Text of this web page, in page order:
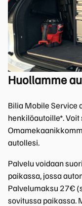
Huollamme
Bilia Mobile Service
henkilöautoille*.
autollesi.
Palvelu voidaan
paikassa, jossa
Palvelumaksu 27€
sovitussa paikassa.